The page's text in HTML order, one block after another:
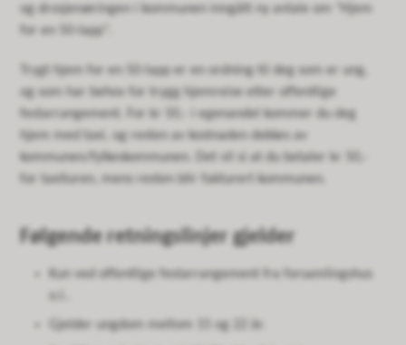
og drosjenæringen i kommunen inngått ny avtale om "Hjem
for en 50-lapp".
Trygt hjem for en 50-lapp er en ordning til deg som er ung,
og som har behov for trygg hjemreise etter offentlige
festarrangement. For kr 50,- i egenandel kommer du deg
hjem med taxi, og resten av kostnaden dekkes av
kommunen/fylkeskommunen. Det vil si at du betaler kr 50,-
for taxituren, mens resten blir fakturert kommunen.
Følgende retningslinjer gjelder
Kun ved offentlige festarrangement fra forsamlingshus
Gjelder ungdom mellom 15 og 22 år.